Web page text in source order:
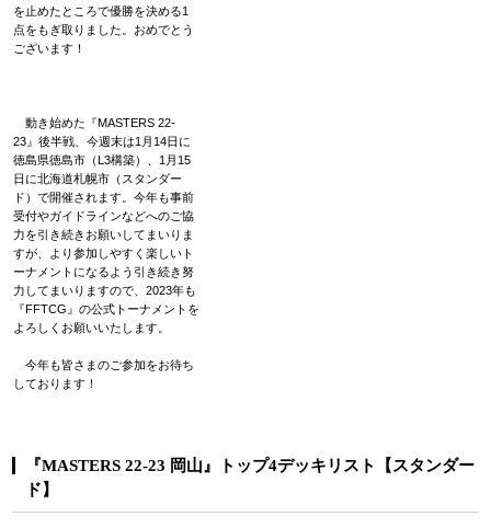
を止めたところで優勝を決める1
点をもぎ取りました。おめでとう
ございます！
動き始めた『MASTERS 22-
23』後半戦、今週末は1月14日に
徳島県徳島市（L3構築）、1月15
日に北海道札幌市（スタンダー
ド）で開催されます。今年も事前
受付やガイドラインなどへのご協
力を引き続きお願いしてまいりま
すが、より参加しやすく楽しいト
ーナメントになるよう引き続き努
力してまいりますので、2023年も
『FFTCG』の公式トーナメントを
よろしくお願いいたします。
今年も皆さまのご参加をお待ち
しております！
『MASTERS 22-23 岡山』トップ4デッキリスト【スタンダー
ド】